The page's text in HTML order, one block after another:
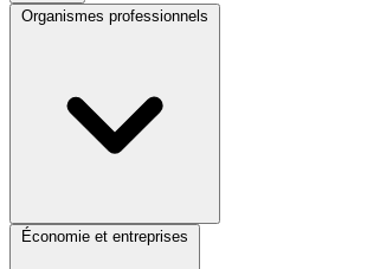
Organismes professionnels
Économie et entreprises